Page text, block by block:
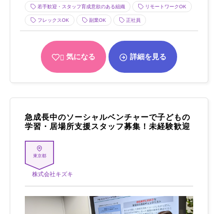
若手歓迎・スタッフ育成意欲のある組織 リモートワークOK
フレックスOK 副業OK 正社員
気になる 詳細を見る
急成長中のソーシャルベンチャーで子どもの
学習・居場所支援スタッフ募集！未経験歓迎
東京都
株式会社キズキ